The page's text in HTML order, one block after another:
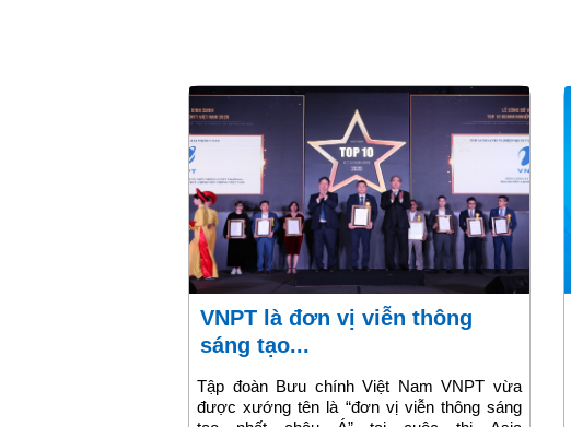
VNPT là đơn vị viễn thông
sáng tạo...
Tập đoàn Bưu chính Việt Nam VNPT vừa
được xướng tên là “đơn vị viễn thông sáng